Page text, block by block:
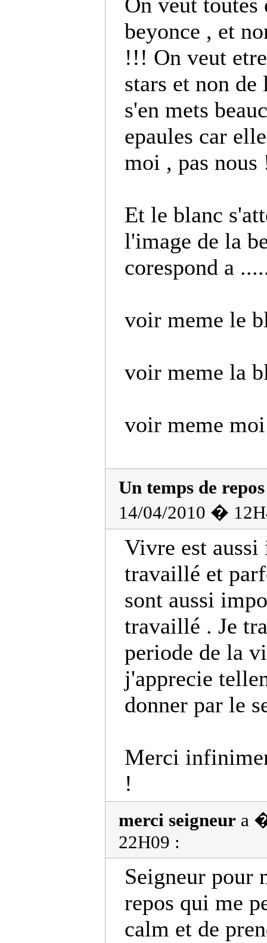
beyonce , et
!!! On veut
stars et non
s'en mets
epaules car
moi , pas nous
Et le blanc
l'image de la
corespond a
voir meme le
voir meme la
voir meme
Un temps de repos
14/04/2010 �
Vivre est
travaillé et
sont aussi
travaillé . Je
periode de la
j'apprecie
donner par le
Merci
!
merci seigneur a
22H09 :
Seigneur pour
repos qui me
calm et de